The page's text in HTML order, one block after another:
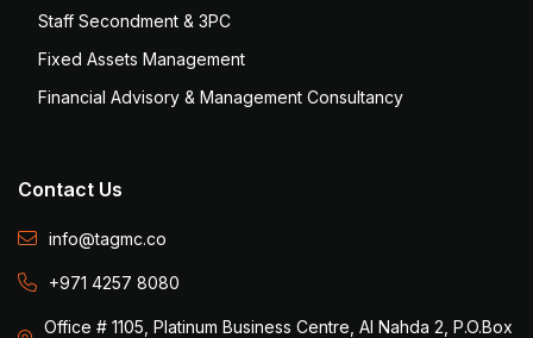
Staff Secondment & 3PC
Fixed Assets Management
Financial Advisory & Management Consultancy
Contact Us
info@tagmc.co
+971 4257 8080
Office # 1105, Platinum Business Centre, Al Nahda 2, P.O.Box